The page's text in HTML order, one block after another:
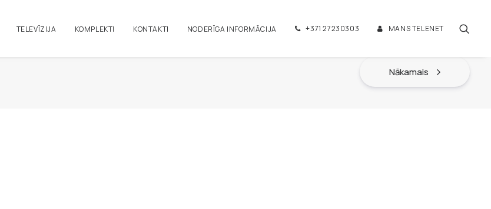
TELEVĪZIJA KOMPLEKTI KONTAKTI NODERĪGA INFORMĀCIJA +371 27230303 MANS TELENET
Nākamais